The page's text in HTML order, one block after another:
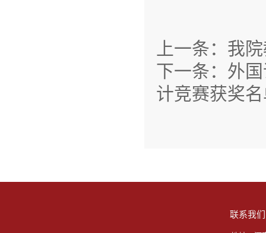
上一条： 我
下一条： 外
计竞赛获奖
联系我们